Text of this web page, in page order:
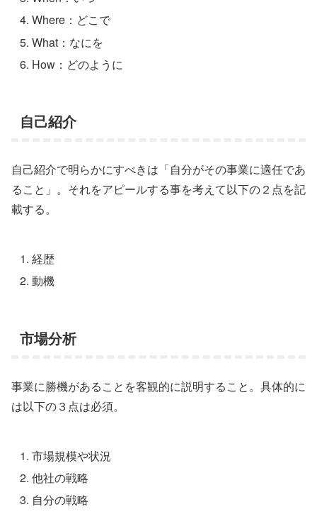
Where：どこで
What：なにを
How：どのように
自己紹介
自己紹介で明らかにすべきは「自分がその事業に適任であ
ること」。それをアピールする事を考えて以下の２点を記
載する。
経歴
動機
市場分析
事業に勝機があることを客観的に説明すること。具体的に
は以下の３点は必須。
市場規模や状況
他社の戦略
自分の戦略